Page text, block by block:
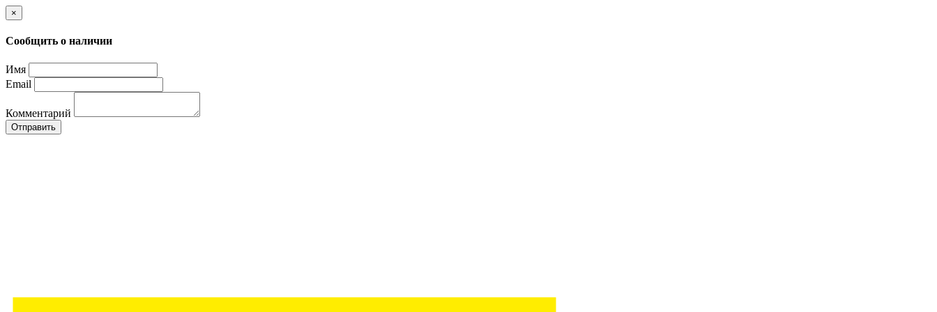
×
Сообщить о наличии
Имя
Email
Комментарий
Отправить